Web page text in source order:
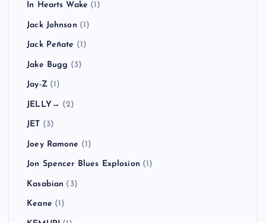
In Hearts Wake (1)
Jack Johnson (1)
Jack Peñate (1)
Jake Bugg (3)
Jay-Z(1)
JELLY→ (2)
JET (3)
Joey Ramone (1)
Jon Spencer Blues Explosion (1)
Kasabian (3)
Keane (1)